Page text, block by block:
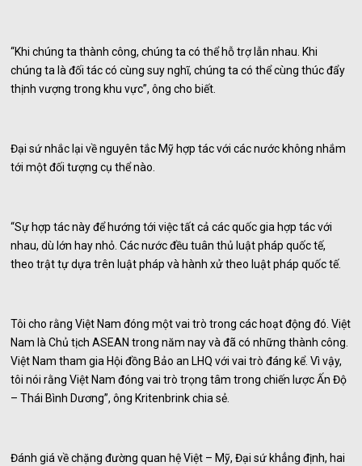
“Khi chúng ta thành công, chúng ta có thể hỗ trợ lẫn nhau. Khi
chúng ta là đối tác có cùng suy nghĩ, chúng ta có thể cùng thúc đẩy
thịnh vượng trong khu vực”, ông cho biết.
Đại sứ nhắc lại về nguyên tắc Mỹ hợp tác với các nước không nhắm
tới một đối tượng cụ thể nào.
“Sự hợp tác này để hướng tới việc tất cả các quốc gia hợp tác với
nhau, dù lớn hay nhỏ. Các nước đều tuân thủ luật pháp quốc tế,
theo trật tự dựa trên luật pháp và hành xử theo luật pháp quốc tế.
Tôi cho rằng Việt Nam đóng một vai trò trong các hoạt động đó. Việt
Nam là Chủ tịch ASEAN trong năm nay và đã có những thành công.
Việt Nam tham gia Hội đồng Bảo an LHQ với vai trò đáng kể. Vì vậy,
tôi nói rằng Việt Nam đóng vai trò trọng tâm trong chiến lược Ấn Độ
– Thái Bình Dương”, ông Kritenbrink chia sẻ.
Đánh giá về chặng đường quan hệ Việt – Mỹ, Đại sứ khẳng định, hai